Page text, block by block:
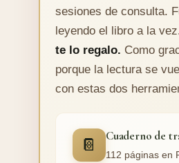
sesiones de consulta.
leyendo el libro a la
te lo regalo. Como
porque la lectura se
con estas dos
📔 Cuaderno de
112 páginas en